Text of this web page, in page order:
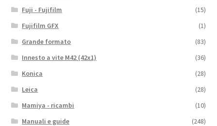
Fuji - Fujifilm
(15)
Fujifilm GFX
(1)
Grande formato
(83)
Innesto a vite M42 (42x1)
(36)
Konica
(28)
Leica
(28)
Mamiya - ricambi
(10)
Manuali e guide
(248)